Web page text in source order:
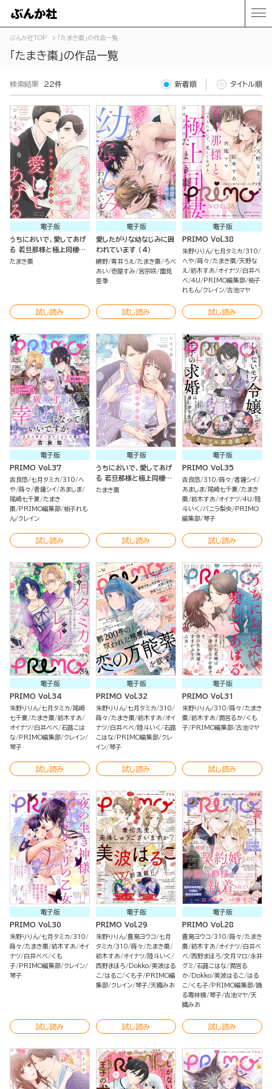
ぶんか社TOP 「たまき棗」の作品一覧
「たまき棗」の作品一覧
検索結果 22件 新着順 タイトル順
電子版
うちにおいで、愛してあげ
る 若旦那様と極上同棲
（3）
たまき棗
試し読み
電子版
愛したがりな幼なじみに囲
われています （4）
網野 青井うえ たまき棗 ろべ
あい 壱屋すみ 宮宗咲 園見
亜季
試し読み
電子版
PRIMO Vol.38
朱野りりん 七月タミカ 310
へや 蒔々 たまき棗 天野な
え
紡木すあ オイナツ 白井べ
べ 4U PRIMO編集部 柚子
れもん クレイン 古池マヤ
試し読み
電子版
PRIMO Vol.37
吉良悠 七月タミカ 310 へ
や 蒔々 者鐘シイ あましま
尾崎七千夏 たまき
棗
PRIMO編集部 柚子れも
ん クレイン
試し読み
電子版
うちにおいで、愛してあげ
る 若旦那様と極上同棲
（2）
たまき棗
試し読み
電子版
PRIMO Vol.35
吉良悠 310 蒔々 者鐘シイ
あましま 尾崎七千夏 たまき
棗 紡木すあ オイナツ 4U
陸
斗いく
バニラ梨央
PRIMO
編集部 琴子
試し読み
電子版
PRIMO Vol.34
朱野りりん 七月タミカ 尾崎
七千夏 たまき棗 紡木すあ
オイナツ 白井べべ 石蕗こは
な
PRIMO編集部 クレイン
琴子
試し読み
電子版
PRIMO Vol.32
朱野りりん 七月タミカ 310
蒔々 たまき棗 紡木すあ オイ
ナツ 白井べべ 陸斗いく 石蕗
こはな
PRIMO編集部 クレ
イン 琴子
試し読み
電子版
PRIMO Vol.31
朱野りりん 310 蒔々 たまき
棗 紡木すあ 潤宮るか くも
子
PRIMO編集部 古池マヤ
試し読み
電子版
PRIMO Vol.30
朱野りりん 七月タミカ 310
蒔々 たまき棗 紡木すあ オイ
ナツ 白井べべ
くも
子
PRIMO編集部 クレイン
琴子
試し読み
電子版
PRIMO Vol.29
朱野りりん 豊島ヨウコ 七月
タミカ 310 蒔々 たまき棗
紡木すあ オイナツ 陸斗いく
西野まほろ
Dokko 美波はる
こ
はるこ くも子
PRIMO編
集部 クレイン 琴子 天織みお
試し読み
電子版
PRIMO Vol.28
豊島ヨウコ 310 蒔々 たまき
棗 紡木すあ オイナツ 白井べ
べ 西野まほろ 文月マロ
永井
グミ 石蕗こはな 潤宮る
か
Dokko 美波はるこ
はる
こ
くも子 PRIMO編集部 踊
る毒林檎 琴子 古池マヤ 天
織みお
試し読み